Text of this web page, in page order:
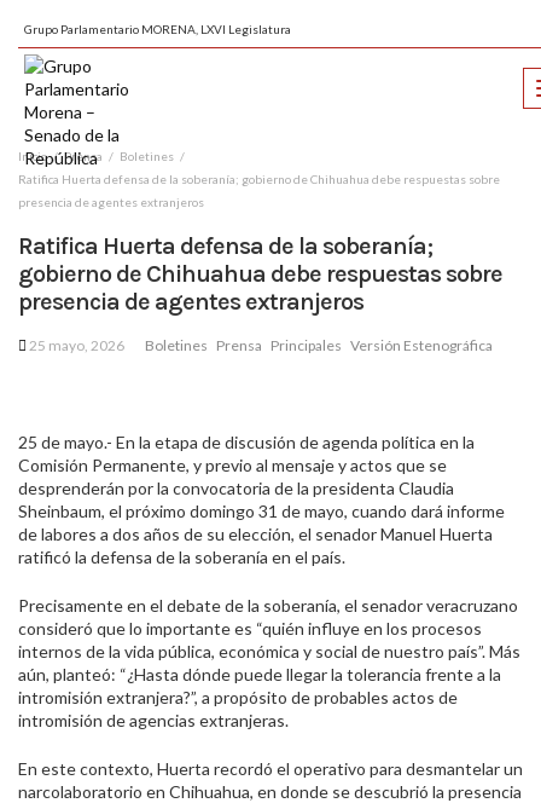
Grupo Parlamentario MORENA, LXVI Legislatura
Inicio Prensa
Boletines
Ratifica Huerta defensa de la soberanía; gobierno de Chihuahua debe respuestas sobre
presencia de agentes extranjeros
Ratifica Huerta defensa de la soberanía;
gobierno de Chihuahua debe respuestas sobre
presencia de agentes extranjeros
25 mayo, 2026 Boletines Prensa Principales Versión Estenográfica
25 de mayo.- En la etapa de discusión de agenda política en la
Comisión Permanente, y previo al mensaje y actos que se
desprenderán por la convocatoria de la presidenta Claudia
Sheinbaum, el próximo domingo 31 de mayo, cuando dará informe
de labores a dos años de su elección, el senador Manuel Huerta
ratificó la defensa de la soberanía en el país.
Precisamente en el debate de la soberanía, el senador veracruzano
consideró que lo importante es “quién influye en los procesos
internos de la vida pública, económica y social de nuestro país”. Más
aún, planteó: “¿Hasta dónde puede llegar la tolerancia frente a la
intromisión extranjera?”, a propósito de probables actos de
intromisión de agencias extranjeras.
En este contexto, Huerta recordó el operativo para desmantelar un
narcolaboratorio en Chihuahua, en donde se descubrió la presencia